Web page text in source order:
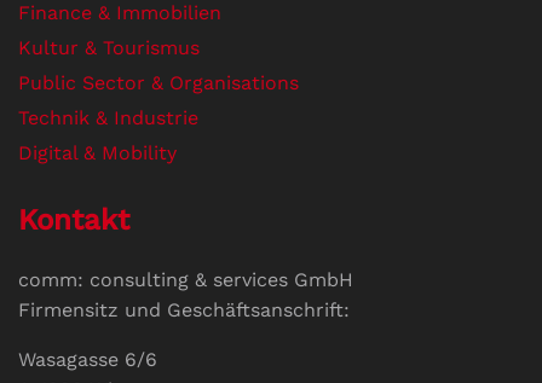
Finance & Immobilien
Kultur & Tourismus
Public Sector & Organisations
Technik & Industrie
Digital & Mobility
Kontakt
comm: consulting & services GmbH
Firmensitz und Geschäftsanschrift:
Wasagasse 6/6